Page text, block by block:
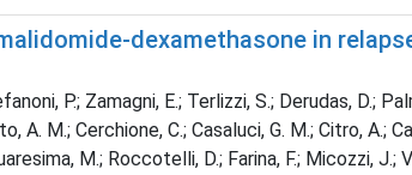
dexamethasone in
P.; Zamagni, E.; Terlizzi, S.; Derudas, D.;
A. M.; Cerchione, C.; Casaluci, G. M.; Citro, A.;
M.; Roccotelli, D.; Farina, F.; Micozzi, J.;